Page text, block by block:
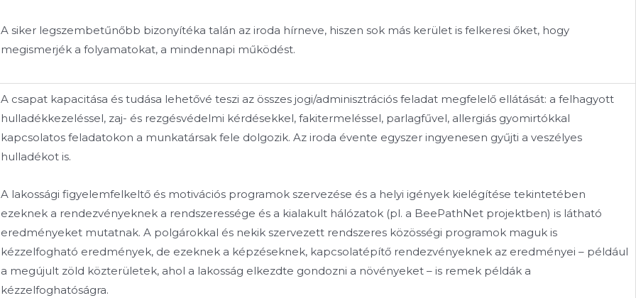
A siker legszembetűnőbb bizonyítéka talán az iroda hírneve, hiszen sok más kerület is felkeresi őket, hogy
megismerjék a folyamatokat, a mindennapi működést.
A csapat kapacitása és tudása lehetővé teszi az összes jogi/adminisztrációs feladat megfelelő ellátását: a felhagyott
hulladékkezeléssel, zaj- és rezgésvédelmi kérdésekkel, fakitermeléssel, parlagfűvel, allergiás gyomirtókkal
kapcsolatos feladatokon a munkatársak fele dolgozik. Az iroda évente egyszer ingyenesen gyűjti a veszélyes
hulladékot is.
A lakossági figyelemfelkeltő és motivációs programok szervezése és a helyi igények kielégítése tekintetében
ezeknek a rendezvényeknek a rendszeressége és a kialakult hálózatok (pl. a BeePathNet projektben) is látható
eredményeket mutatnak. A polgárokkal és nekik szervezett rendszeres közösségi programok maguk is
kézzelfogható eredmények, de ezeknek a képzéseknek, kapcsolatépítő rendezvényeknek az eredményei – például
a megújult zöld közterületek, ahol a lakosság elkezdte gondozni a növényeket – is remek példák a
kézzelfoghatóságra.